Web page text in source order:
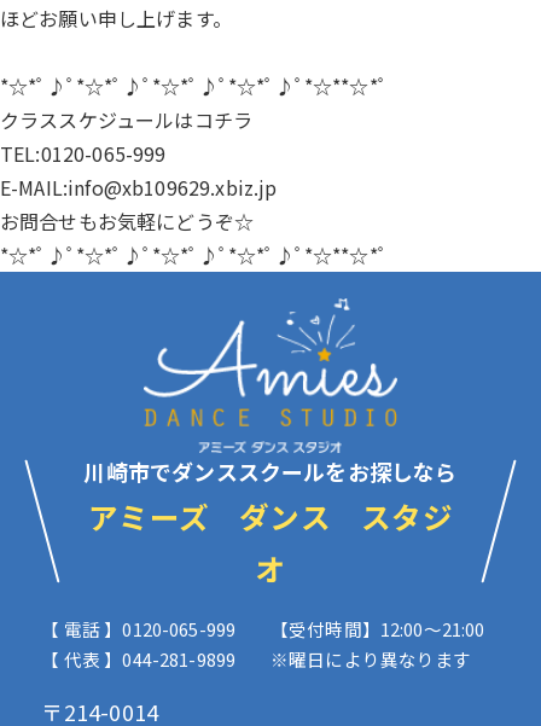
ほどお願い申し上げます。
*☆*ﾟ♪ﾟ*☆*ﾟ♪ﾟ*☆*ﾟ♪ﾟ*☆*ﾟ♪ﾟ*☆**☆*ﾟ
クラススケジュールはコチラ
TEL:0120-065-999
E-MAIL:info@xb109629.xbiz.jp
お問合せもお気軽にどうぞ☆
*☆*ﾟ♪ﾟ*☆*ﾟ♪ﾟ*☆*ﾟ♪ﾟ*☆*ﾟ♪ﾟ*☆**☆*ﾟ
川崎市でダンススクールをお探しなら
アミーズ ダンス スタジ
オ
【 電話 】0120-065-999
【 代表 】044-281-9899
【受付時間】12:00〜21:00
※曜日により異なります
〒214-0014